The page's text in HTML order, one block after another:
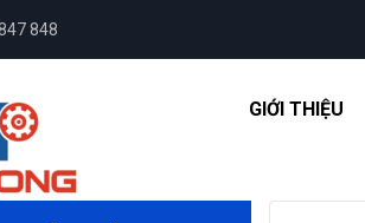
848
GIỚI THIỆU